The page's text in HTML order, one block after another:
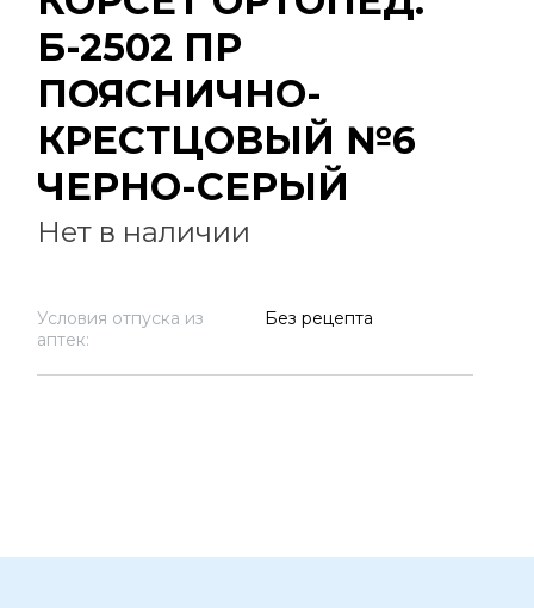
Б-2502 ПР
ПОЯСНИЧНО-
КРЕСТЦОВЫЙ №6
ЧЕРНО-СЕРЫЙ
Нет в наличии
Условия отпуска из
аптек:
Без рецепта